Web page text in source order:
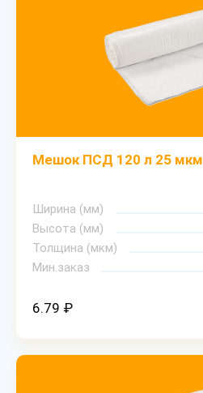
Мешок ПСД 120 л 25 мкм
Ширина (мм)
Высота (мм)
Толщина (мкм)
Мин.заказ
6.79 ₽